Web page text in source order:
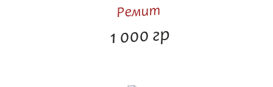
Ремит
1 000 гр